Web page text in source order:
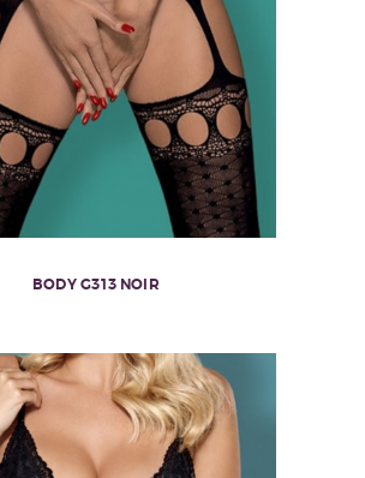
BODY G313 NOIR